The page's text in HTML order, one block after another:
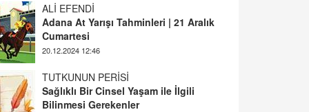
ALİ EFENDİ
Adana At Yarışı Tahminleri | 21 Aralık
Cumartesi
20.12.2024 12:46
TUTKUNUN PERİSİ
Sağlıklı Bir Cinsel Yaşam ile İlgili
Bilinmesi Gerekenler